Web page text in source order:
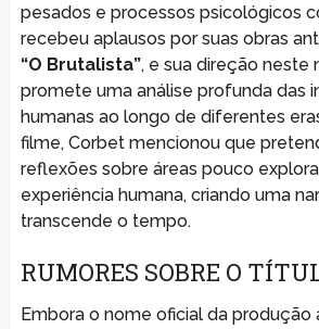
pesados e processos psicológicos
recebeu aplausos por suas obras
“O Brutalista”, e sua direção neste
promete uma análise profunda das
humanas ao longo de diferentes
filme, Corbet mencionou que
reflexões sobre áreas pouco
experiência humana, criando uma
transcende o tempo.
RUMORES SOBRE O
Embora o nome oficial da produção